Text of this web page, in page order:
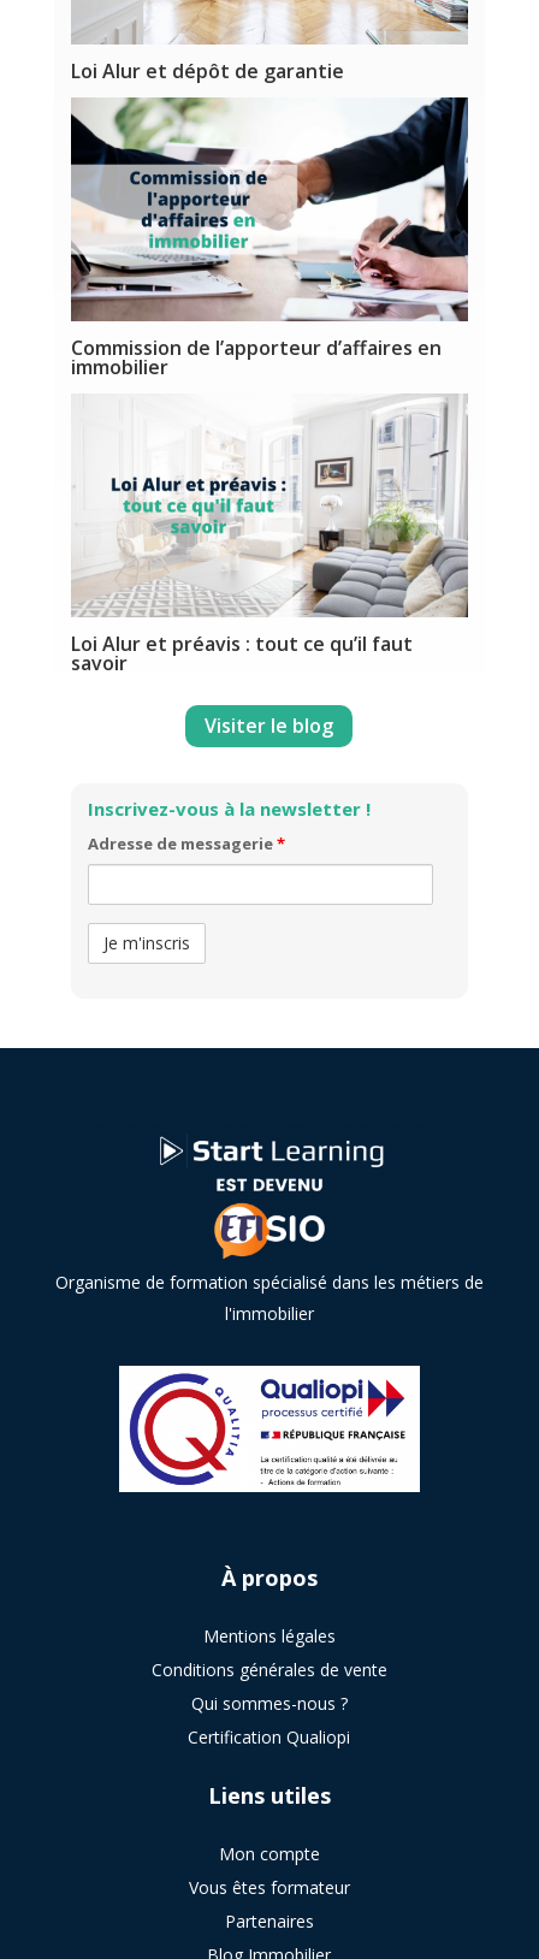
Loi Alur et dépôt de garantie
Commission de l’apporteur d’affaires en
immobilier
Loi Alur et préavis : tout ce qu’il faut
savoir
Visiter le blog
Inscrivez-vous à la newsletter !
Adresse de messagerie*
Organisme de formation spécialisé dans les métiers de
l'immobilier
Àpropos
Mentions légales
Conditions générales de vente
Qui sommes-nous ?
Certification Qualiopi
Liens utiles
Mon compte
Vous êtes formateur
Partenaires
Blog Immobilier